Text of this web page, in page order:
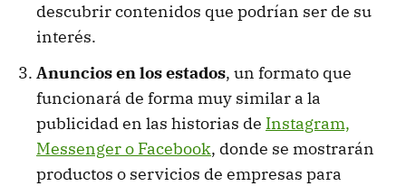
descubrir contenidos que podrían ser de su
interés.
Anuncios en los estados, un formato que
funcionará de forma muy similar a la
publicidad en las historias de Instagram,
Messenger o Facebook, donde se mostrarán
productos o servicios de empresas para